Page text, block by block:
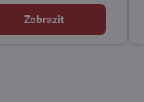
Zobrazit